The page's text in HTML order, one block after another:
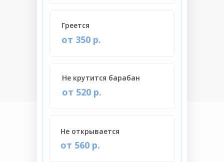
от 520 р.
Не крутится барабан
от 560 р.
Не открывается
от 350 р.
Греется